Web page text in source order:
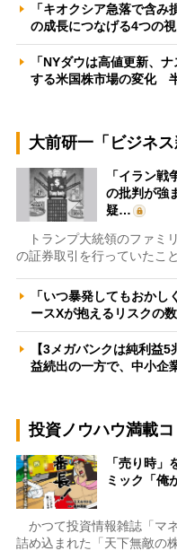
「キオクシア急落で含
の成長につなげる4つ
「NYダウは高値更新、
する米国株市場の変化
大前研一「ビジネ
「イラン
の批判が強
疑…
トランプ大統領のファミ
の証券取引を行っていたこ
「いつ暴発してもおか
ースXが抱えるリスクの
【3メガバンクは純利益
益続出の一方で、中小企
投資ノウハウ満載コ
「売り時
ミック「俺
かつて投資情報雑誌「マ
詰め込まれた「天下無敵の